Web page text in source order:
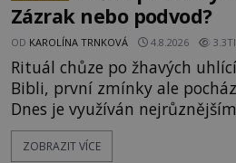
Zázrak nebo podvod?
OD KAROLÍNA TRNKOVÁ 4.8.2026
Rituál chůze po žhavých
Bibli, první zmínky ale
Dnes je využíván
spirituální síly či vnitřního
si při něm člověk nepopálí
ZOBRAZIT VÍCE